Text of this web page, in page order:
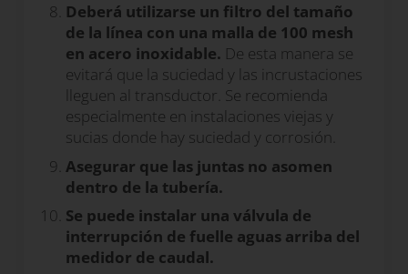
Deberá utilizarse un filtro del tamaño
de la línea con una malla de 100 mesh
en acero inoxidable. De esta manera se
evitará que la suciedad y las incrustaciones
lleguen al transductor. Se recomienda
especialmente en instalaciones viejas y
sucias donde hay suciedad y corrosión.
Asegurar que las juntas no asomen
dentro de la tubería.
Se puede instalar una válvula de
interrupción de fuelle aguas arriba del
medidor de caudal.